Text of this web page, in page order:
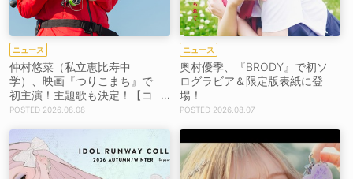
ニュース
仲村悠菜（私立恵比寿中
学）、映画『つりこまち』で
初主演！主題歌も決定！【コ
メントあり】
2026.08.08
ニュース
奥村優季、『BRODY』で初ソ
ログラビア＆限定版表紙に登
場！
2026.08.07